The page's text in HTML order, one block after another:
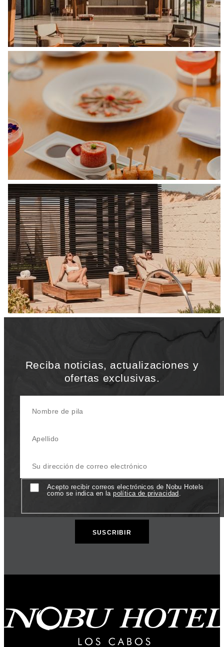
Reciba noticias, actualizaciones y
ofertas exclusivas.
ConsentAcepto recibir correos electrónicos de Nobu Hotels
como se indica en lapolítica de privacidad .